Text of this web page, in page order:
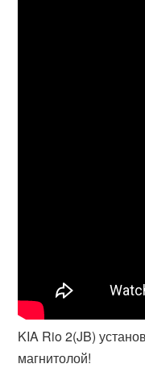
KIA Rio 2(JB)
магнитолой!